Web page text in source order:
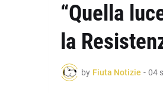
“Quella
la
by Fiuta Notizie - 04